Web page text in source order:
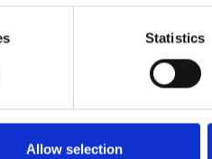
Statistics
Allow selection
Abs. 1 lit. f DS-GVO, unser
Die Verarbeitung erfolgt auf
von Anfragen, auch